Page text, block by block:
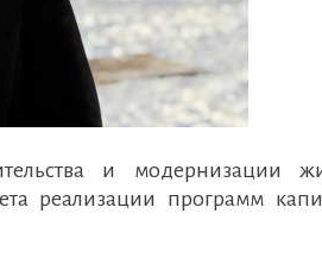
и модернизации
реализации программ